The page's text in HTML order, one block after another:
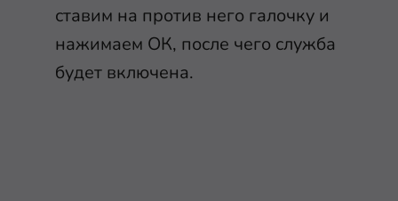
ставим на против него галочку и
нажимаем ОК, после чего служба
будет включена.